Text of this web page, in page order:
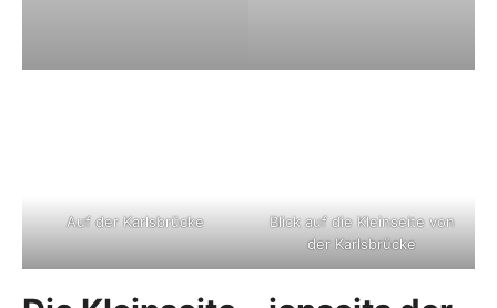
Auf der Karlsbrücke
Blick auf die Kleinseite von
der Karlsbrücke